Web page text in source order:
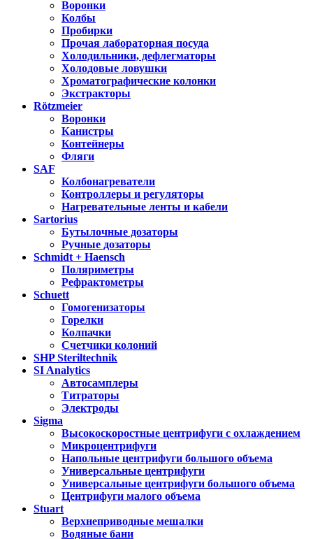
Воронки
Колбы
Пробирки
Прочая лабораторная посуда
Холодильники, дефлегматоры
Холодовые ловушки
Хроматографические колонки
Экстракторы
Rötzmeier
Воронки
Канистры
Контейнеры
Фляги
SAF
Колбонагреватели
Контроллеры и регуляторы
Нагревательные ленты и кабели
Sartorius
Бутылочные дозаторы
Ручные дозаторы
Schmidt + Haensch
Поляриметры
Рефрактометры
Schuett
Гомогенизаторы
Горелки
Колпачки
Счетчики колоний
SHP Steriltechnik
SI Analytics
Автосамплеры
Титраторы
Электроды
Sigma
Высокоскоростные центрифуги с охлаждением
Микроцентрифуги
Напольные центрифуги большого объема
Универсальные центрифуги
Универсальные центрифуги большого объема
Центрифуги малого объема
Stuart
Верхнеприводные мешалки
Водяные бани